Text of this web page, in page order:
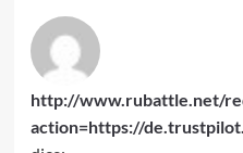
http://www.rubattle.net/
action=https://